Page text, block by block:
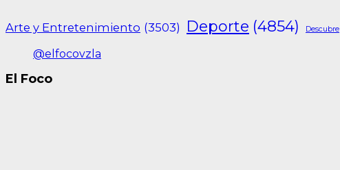
Arte y Entretenimiento (3503) Deporte (4854) Descubre
@elfocovzla
El Foco